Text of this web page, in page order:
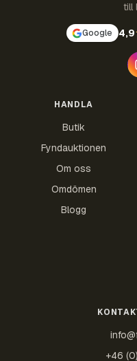
till
Google 4,9
HANDLA
Butik
Fyndauktionen
Om oss
Omdömen
Blogg
+46